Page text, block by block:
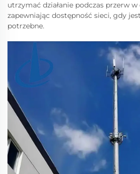
utrzymać działanie podczas przerw
zapewniając dostępność sieci, gdy
potrzebne.